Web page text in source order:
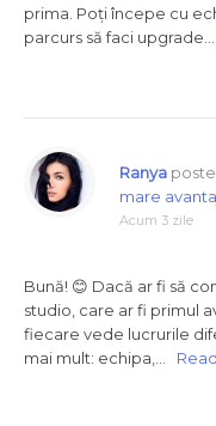
prima. Poți începe cu
parcurs să faci upgrade…
Ranya
mare
Acum 3 zile
Bună! 😊 Dacă ar fi să
studio, care ar fi primul
fiecare vede lucrurile
mai mult: echipa,…